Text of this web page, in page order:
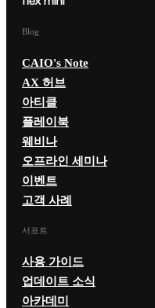
Blog
CAIO's Note
AX 허브
아티클
플레이북
웨비나
오프라인 세미나
이벤트
고객 사례
서포트
사용 가이드
업데이트 소식
아카데미